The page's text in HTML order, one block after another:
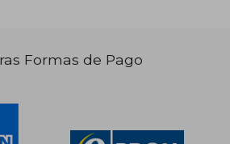
$ 1.525
Formas de Pago